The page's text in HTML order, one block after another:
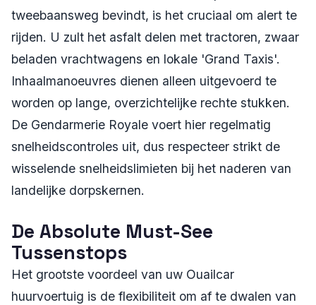
tweebaansweg bevindt, is het cruciaal om alert te
rijden. U zult het asfalt delen met tractoren, zwaar
beladen vrachtwagens en lokale 'Grand Taxis'.
Inhaalmanoeuvres dienen alleen uitgevoerd te
worden op lange, overzichtelijke rechte stukken.
De Gendarmerie Royale voert hier regelmatig
snelheidscontroles uit, dus respecteer strikt de
wisselende snelheidslimieten bij het naderen van
landelijke dorpskernen.
De Absolute Must-See
Tussenstops
Het grootste voordeel van uw Ouailcar
huurvoertuig is de flexibiliteit om af te dwalen van